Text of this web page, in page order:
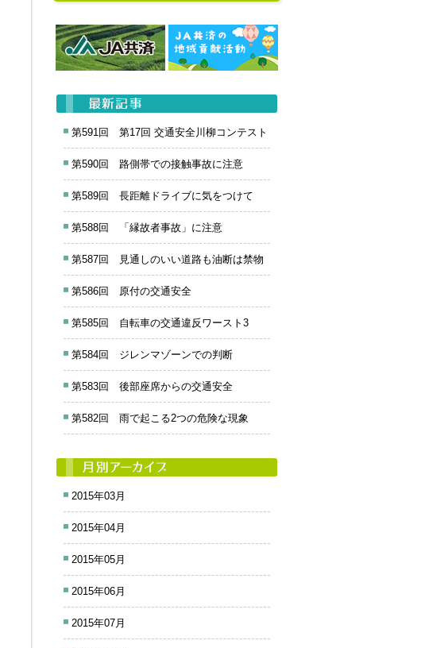
第591回 第17回 交通安全川柳コンテスト
第590回 路側帯での接触事故に注意
第589回 長距離ドライブに気をつけて
第588回 「縁故者事故」に注意
第587回 見通しのいい道路も油断は禁物
第586回 原付の交通安全
第585回 自転車の交通違反ワースト3
第584回 ジレンマゾーンでの判断
第583回 後部座席からの交通安全
第582回 雨で起こる2つの危険な現象
2015年03月
2015年04月
2015年05月
2015年06月
2015年07月